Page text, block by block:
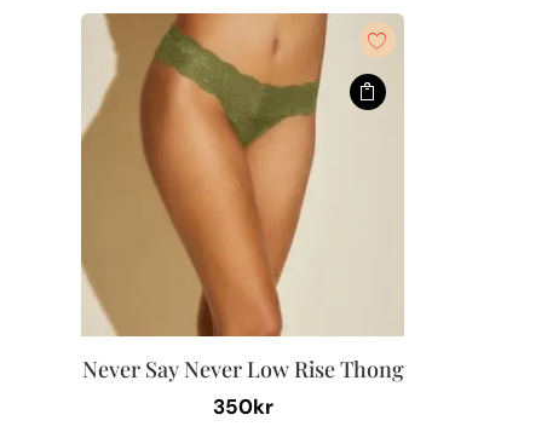
Never Say Never Low Rise Thong
350kr